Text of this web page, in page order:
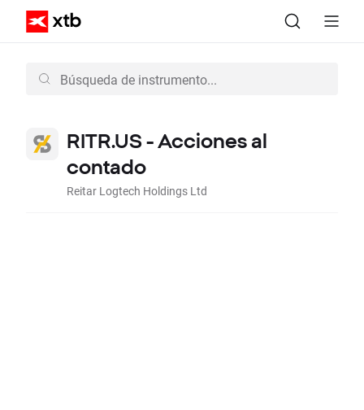
RITR.US - Acciones al
contado
Reitar Logtech Holdings Ltd